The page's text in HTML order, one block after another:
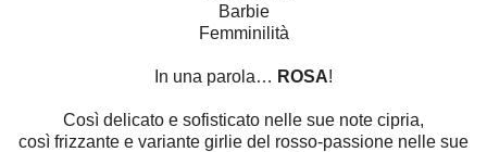
Barbie
Femminilità
In una parola… ROSA!
Così delicato e sofisticato nelle sue note cipria,
così frizzante e variante girlie del rosso-passione nelle sue